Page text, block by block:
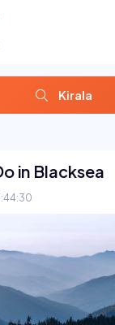
Kirala
in Blacksea